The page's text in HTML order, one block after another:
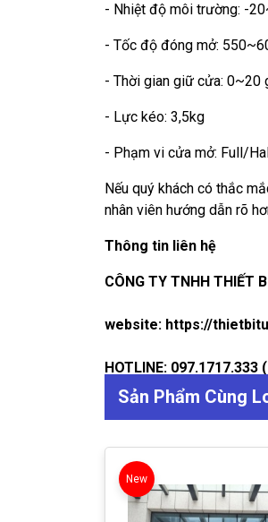
- Nhiệt độ môi trường: -
- Tốc độ đóng mở:
- Thời gian giữ cửa: 0~20
- Lực kéo: 3,5kg
- Phạm vi cửa mở: Full/
Nếu quý khách có thắc
nhân viên hướng dẫn rõ
Thông tin liên hệ
CÔNG TY TNHH THIẾT
website: https://
HOTLINE: 097.1717.333
Sản Phẩm Cùng
New